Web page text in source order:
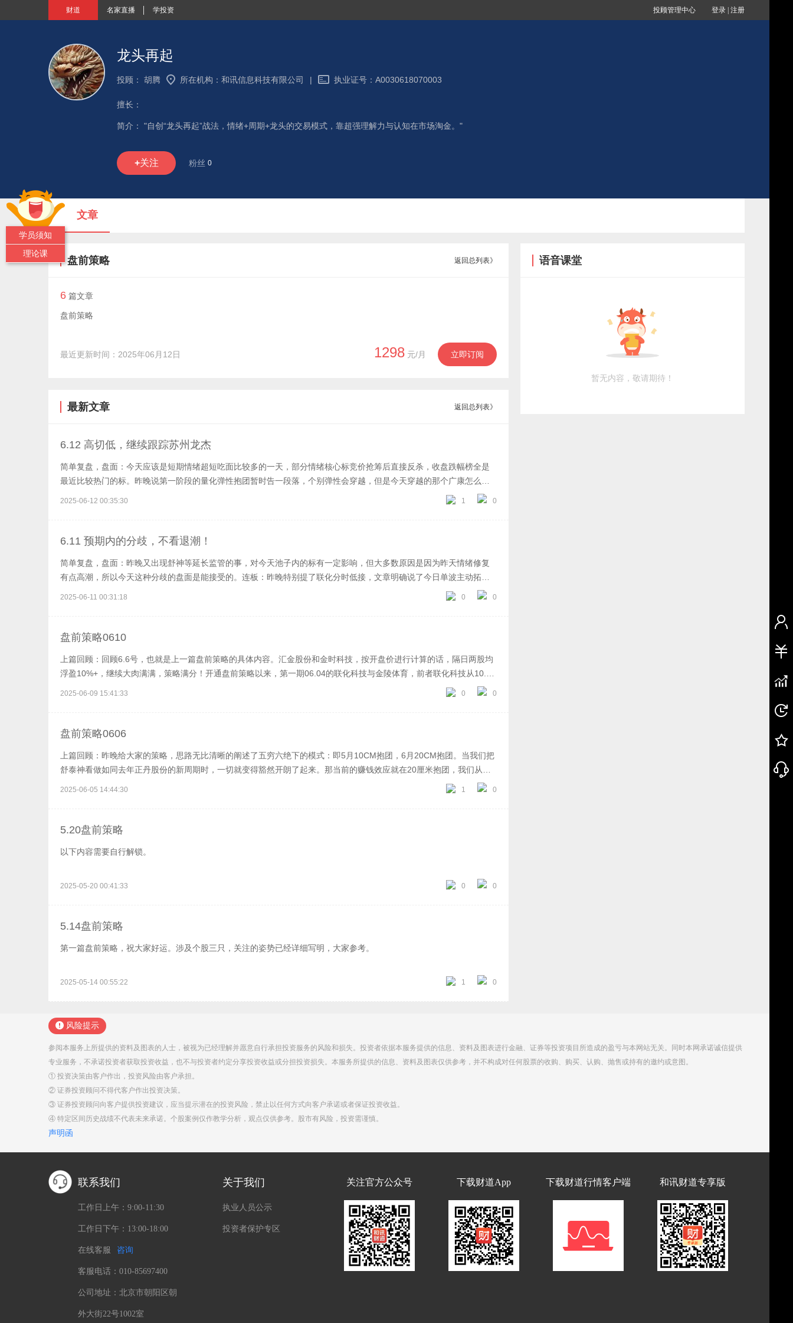
财道 名家直播 学投资 登录 注册
投顾管理中心
龙头再起
投顾： 胡腾 所在机构： 和讯信息科技有限公司 | 执业证号： A0030618070003
擅长：
简介： "自创“龙头再起”战法，情绪+周期+龙头的交易模式，靠超强理解力与认知在市场淘金。"
+关注 粉丝 0
文章
盘前策略 返回总列表》
6 篇文章
盘前策略
最近更新时间：2025年06月12日 1298 元/月 立即订阅
最新文章 返回总列表》
6.12 高切低，继续跟踪苏州龙杰
简单复盘，盘面：今天应该是短期情绪超短吃面比较多的一天，部分情绪核心标竞价抢筹后直接反杀，收盘跌幅榜全是
最近比较热门的标。昨晚说第一阶段的量化弹性抱团暂时告一段落，个别弹性会穿越，但是今天穿越的那个广康怎么走
出来的，大家看榜也应该清楚。分歧阶段看超能力，以前聪最喜欢大分歧引导活口做辨识度了，而今天连聪的中超，群
后就是因为昨晚那个泡泡玛特的一个拍品108万，有点颠覆认知，所以早盘这个方向比较热，但除了强度龙杰，再加一个
点，短期要以小票补涨趋势，还得看龙杰给不给高度。至于其他的就是稀土，金融，体育相关的了，稀土跟固态有点
像，金融目前在预热，体育最好明天继续分歧一下。明日：每次高低切的时候，其实都在试错，因为分歧盘面的试错，
势必会付出一定的代价。今天卡分歧出现的汽配，玛特两个方向虽然暂时看不到太大预期，但是节点还相对可以，明天
2025-06-12 00:35:30 1 0
6.11 预期内的分歧，不看退潮！
简单复盘，盘面：昨晚又出现舒神等延长监管的事，对今天池子内的标有一定影响，但大多数原因是因为昨天情绪修复
有点高潮，所以今天这种分歧的盘面是能接受的。连板：昨晚特别提了联化分时低接，文章明确说了今日单波主动拓高
是要大于反包的。联化多少还是因为舒神延长所致，不过这种今天未必会低开了。抱团：个人目前对这个盘面主要理解
种容错率并不高，因为量化抱团出货基本就是a，弱了就真的是弱了。如果明天行情没有超预期修复，金陵或者联化不能
机会。然后创新药舒泰神打开周期后，赚钱效应一直不错，这里依旧看高低切交易机会。再就是金陵最近金字辈补涨明
显，这两天债比正股强，那么接下来带债的补涨也有预期。具体内参老样子，以上文章思路分析仅为个人复盘总结，不
作买卖依据，具体交易临盘为主，请知悉
2025-06-11 00:31:18 0 0
盘前策略0610
上篇回顾：回顾6.6号，也就是上一篇盘前策略的具体内容。汇金股份和金时科技，按开盘价进行计算的话，隔日两股均
浮盈10%+，继续大肉满满，策略满分！开通盘前策略以来，第一期06.04的联化科技与金陵体育，前者联化科技从10.65
涨到了14.08，浮盈超32%，后者金陵从23涨到了36.9，浮盈超60.4%！第二期06.05的金陵体育与奥克股份，又是当日
2025-06-09 15:41:33 0 0
盘前策略0606
上篇回顾：昨晚给大家的策略，思路无比清晰的阐述了五穷六绝下的模式：即5月10CM抱团，6月20CM抱团。当我们把
舒泰神看做如同去年正丹股份的新周期时，一切就变得豁然开朗了起来。那当前的赚钱效应就在20厘米抱团，我们从今
天的盘面来看已经越来越像那么回事了。昨晚思路分析完后，选了2个标的，全部都是创业板，联袂涨停的自然板！其中
再度分歧并有资金抢跑，走的不是很流畅，但也有相对强势的翠微股份3+1反包了。此外算力为代表的科技开始回归，大
天晚上一则重磅消息出炉，中美会谈提前了，受刺激的资金如果当利好抢筹，再搞个高开，那大概率还是要坏事的，毕
案交给市场。以上思路不作投资建议，更不作买卖依据，具体交易以临盘为主，投资有风险，交易需谨慎。
2025-06-05 14:44:30 1 0
5.20盘前策略
以下内容需要自行解锁。
2025-05-20 00:41:33 0 0
5.14盘前策略
第一篇盘前策略，祝大家好运。涉及个股三只，关注的姿势已经详细写明，大家参考。
2025-05-14 00:55:22 1 0
语音课堂
暂无内容，敬请期待！
学员须知
理论课
风险提示
参阅本服务上所提供的资料及图表的人士，被视为已经理解并愿意自行承担投资服务的风险和损失。投资者依据本服务提供的信息、资料及图表进行金融、证券等投资项目所造成的盈亏与本网站无关。同时本网承诺诚信提供
专业服务，不承诺投资者获取投资收益，也不与投资者约定分享投资收益或分担投资损失。本服务所提供的信息、资料及图表仅供参考，并不构成对任何股票的收购、购买、认购、抛售或持有的邀约或意图。
① 投资决策由客户作出，投资风险由客户承担。
② 证券投资顾问不得代客户作出投资决策。
③ 证券投资顾问向客户提供投资建议，应当提示潜在的投资风险，禁止以任何方式向客户承诺或者保证投资收益。
④ 特定区间历史战绩不代表未来承诺。个股案例仅作教学分析，观点仅供参考。股市有风险，投资需谨慎。
声明函
联系我们
工作日上午：9:00-11:30
工作日下午：13:00-18:00
在线客服 咨询
客服电话：010-85697400
公司地址：北京市朝阳区朝
外大街22号1002室
和讯财道专享版
下载财道行情客户端
下载财道App
关注官方公众号
关于我们
执业人员公示
投资者保护专区